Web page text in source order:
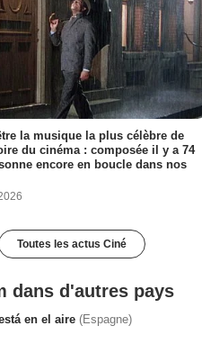
la musique la plus célèbre de
du cinéma : composée il y a 74
encore en boucle dans nos
Toutes les actus Ciné
dans d'autres pays
en el aire (Espagne)